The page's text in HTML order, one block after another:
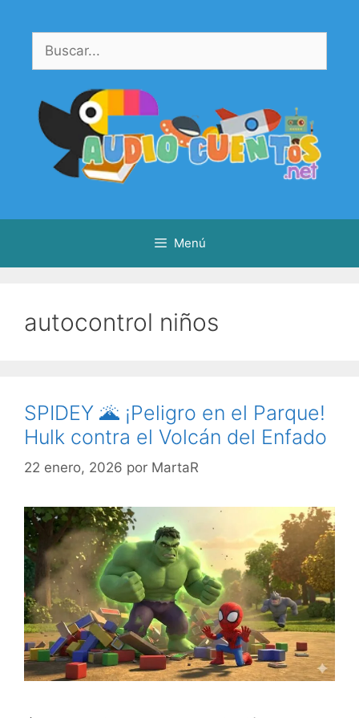
contenido
Buscar:
Menú
autocontrol niños
SPIDEY 🌋 ¡Peligro en el Parque!
Hulk contra el Volcán del Enfado
22 enero, 2026 por MartaR